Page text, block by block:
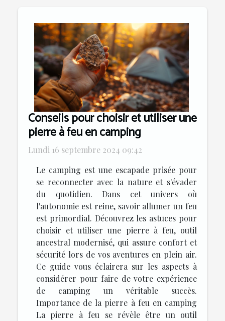
Conseils pour choisir et utiliser une
pierre à feu en camping
Lundi 16 septembre 2024 09:42
Le camping est une escapade prisée pour
se reconnecter avec la nature et s'évader
du quotidien. Dans cet univers où
l'autonomie est reine, savoir allumer un feu
est primordial. Découvrez les astuces pour
choisir et utiliser une pierre à feu, outil
ancestral modernisé, qui assure confort et
sécurité lors de vos aventures en plein air.
Ce guide vous éclairera sur les aspects à
considérer pour faire de votre expérience
de camping un véritable succès.
Importance de la pierre à feu en camping
La pierre à feu se révèle être un outil